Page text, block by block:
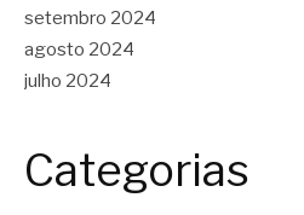
setembro 2024
agosto 2024
julho 2024
Categorias